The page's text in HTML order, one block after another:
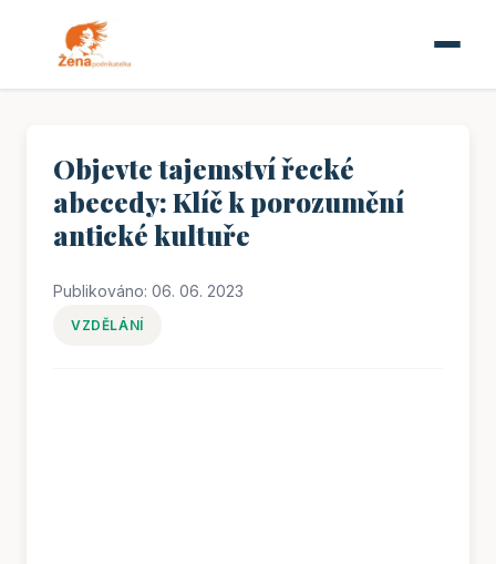
Objevte tajemství řecké
abecedy: Klíč k porozumění
antické kultuře
Publikováno: 06. 06. 2023
VZDĚLÁNÍ